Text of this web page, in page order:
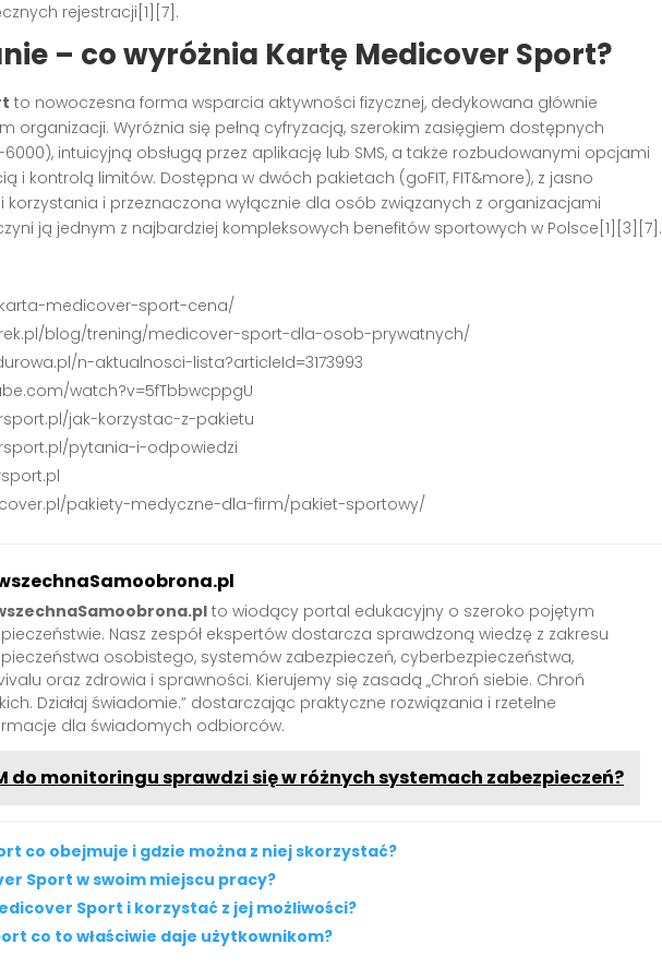
rejestracji [1][7] .
– co wyróżnia Kartę Medicover Sport?
to nowoczesna forma wsparcia aktywności fizycznej, dedykowana głównie
organizacji. Wyróżnia się pełną cyfryzacją, szerokim zasięgiem dostępnych
intuicyjną obsługą przez aplikację lub SMS, a także rozbudowanymi opcjami
i kontrolą limitów. Dostępna w dwóch pakietach (goFIT, FIT&more), z jasno
korzystania i przeznaczona wyłącznie dla osób związanych z organizacjami
ją jednym z najbardziej kompleksowych benefitów sportowych w Polsce [1][3][7] .
medicover-sport-cena/
blog/trening/medicover-sport-dla-osob-prywatnych/
n-aktualnosci-lista?articleId=3173993
watch?v=5fTbbwcppgU
jak-korzystac-z-pakietu
pytania-i-odpowiedzi
pakiety-medyczne-dla-firm/pakiet-sportowy/
to wiodący portal edukacyjny o szeroko pojętym
Nasz zespół ekspertów dostarcza sprawdzoną wiedzę z zakresu
osobistego, systemów zabezpieczeń, cyberbezpieczeństwa,
oraz zdrowia i sprawności. Kierujemy się zasadą „Chroń siebie. Chroń
Działaj świadomie.” dostarczając praktyczne rozwiązania i rzetelne
dla świadomych odbiorców.
do monitoringu sprawdzi się w różnych systemach zabezpieczeń?
co obejmuje i gdzie można z niej skorzystać?
Sport w swoim miejscu pracy?
Sport i korzystać z jej możliwości?
co to właściwie daje użytkownikom?